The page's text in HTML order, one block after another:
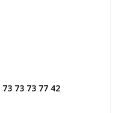
73 73 73 77 42